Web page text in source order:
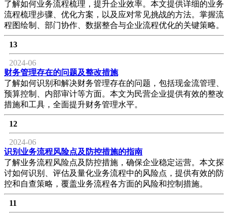
了解如何业务流程梳理，提升企业效率。本文提供详细的业务
流程梳理步骤、优化方案，以及应对常见挑战的方法。掌握流
程图绘制、部门协作、数据整合与企业流程优化的关键策略。
13
2024-06
财务管理存在的问题及整改措施
了解如何识别和解决财务管理存在的问题，包括现金流管理、
预算控制、内部审计等方面。本文为民营企业提供有效的整改
措施和工具，全面提升财务管理水平。
12
2024-06
识别业务流程风险点及防控措施的指南
了解业务流程风险点及防控措施，确保企业稳定运营。本文探
讨如何识别、评估及量化业务流程中的风险点，提供有效的防
控和自查策略，覆盖业务流程各方面的风险和控制措施。
11